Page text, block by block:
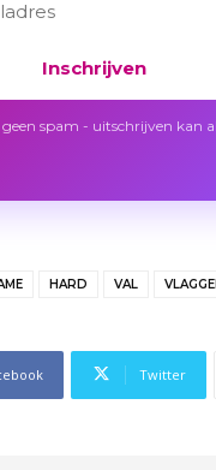
Inschrijven
geen spam - uitschrijven kan
HARD VAL
Twitter